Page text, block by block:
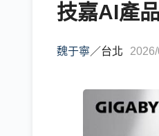
技嘉AI產
魏于寧 ／台北